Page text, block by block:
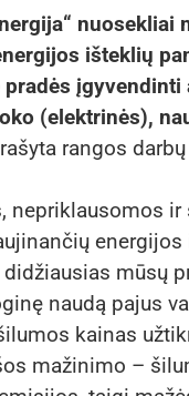
išteklių
pradės
(elektrinės),
rangos
nepriklausomos
mūsų
naudą pajus
kainas
mažinimo –